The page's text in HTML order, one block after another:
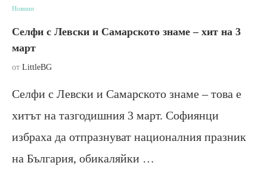
Новини
Селфи с Левски и Самарското знаме – хит на 3
март
от LittleBG
Селфи с Левски и Самарското знаме – това е
хитът на тазгодишния 3 март. Софиянци
избраха да отпразнуват националния празник
на България, обикаляйки …